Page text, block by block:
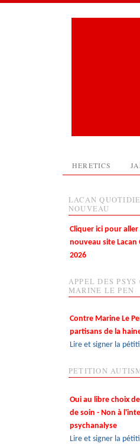
HERETICS
LACAN
NOUVEAU
Cliquer ici pour aller
nouveau site Lacan
2026
APPEL DES PSYS
MARINE LE PEN
Contre Marine Le
partisans de la
Lire et signer la
PETITION
Oui au libre choix
de soin - Non à
psychanalyse
Lire et signer la